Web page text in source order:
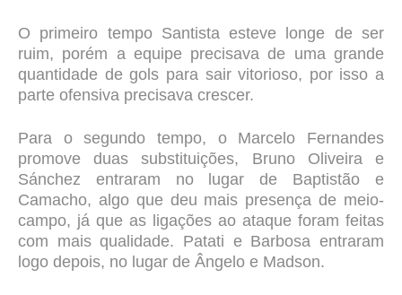
O primeiro tempo Santista esteve longe de ser
ruim, porém a equipe precisava de uma grande
quantidade de gols para sair vitorioso, por isso a
parte ofensiva precisava crescer.
Para o segundo tempo, o Marcelo Fernandes
promove duas substituições, Bruno Oliveira e
Sánchez entraram no lugar de Baptistão e
Camacho, algo que deu mais presença de meio-
campo, já que as ligações ao ataque foram feitas
com mais qualidade. Patati e Barbosa entraram
logo depois, no lugar de Ângelo e Madson.